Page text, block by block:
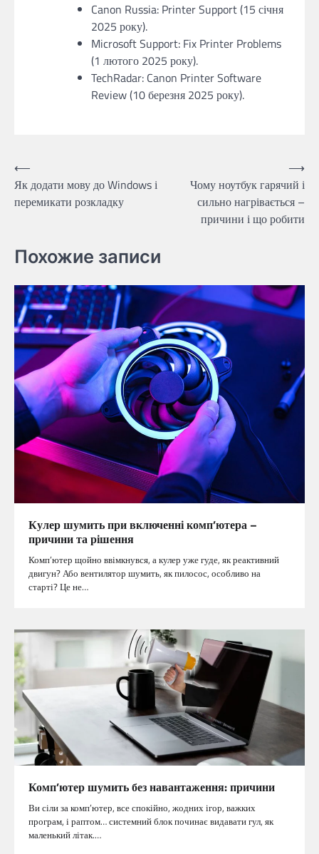
Canon Russia: Printer Support (15 січня
2025 року).
Microsoft Support: Fix Printer Problems
(1 лютого 2025 року).
TechRadar: Canon Printer Software
Review (10 березня 2025 року).
Навігація
записів
⟵
Як додати мову до Windows і
перемикати розкладку
Чому ноутбук гарячий і
сильно нагрівається –
причини і що робити
⟶
Похожие записи
Кулер шумить при включенні комп’ютера –
причини та рішення
Комп’ютер щойно ввімкнувся, а кулер уже гуде, як реактивний
двигун? Або вентилятор шумить, як пилосос, особливо на
старті? Це не…
Комп’ютер шумить без навантаження: причини
Ви сіли за комп’ютер, все спокійно, жодних ігор, важких
програм, і раптом… системний блок починає видавати гул, як
маленький літак.…